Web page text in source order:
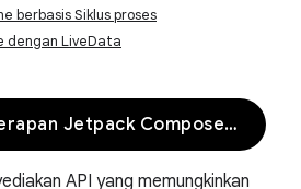
berbasis Siklus proses
dengan LiveData
Konsep dan penerapan Jetpack Compose
API yang memungkinkan